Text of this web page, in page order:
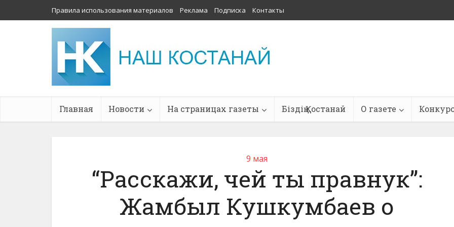
Правила использования материалов Реклама Подписка Контакты
Главная Новости На страницах газеты Біздің Қостанай О газете
9 мая
“Расскажи, чей ты правнук”:
Жамбыл Кушкумбаев о